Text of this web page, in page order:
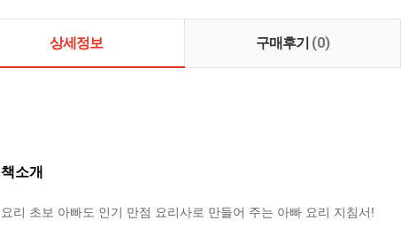
상세정보 구매후기 (0)
책소개
요리 초보 아빠도 인기 만점 요리사로 만들어 주는 아빠 요리 지침서!